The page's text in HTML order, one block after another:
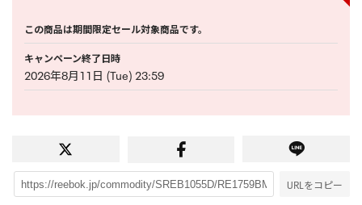
この商品は期間限定セール対象商品です。
キャンペーン終了日時
2026年8月11日 (Tue) 23:59
URLをコピー